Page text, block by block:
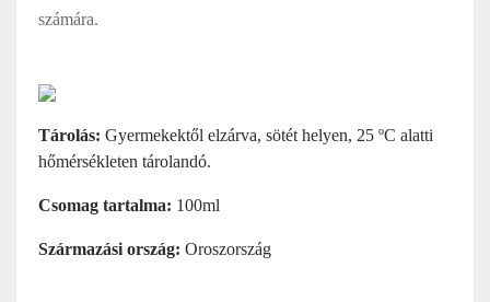
számára.
Tárolás: Gyermekektől elzárva, sötét helyen, 25 ºC alatti
hőmérsékleten tárolandó.
Csomag tartalma: 100ml
Származási ország: Oroszország